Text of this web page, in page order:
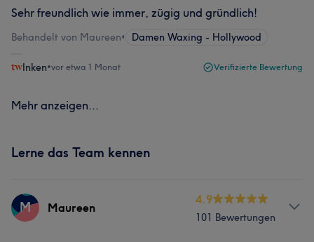
Sehr freundlich wie immer, zügig und gründlich!
Behandelt von Maureen• Damen Waxing - Hollywood
Inken•vor etwa 1 Monat Verifizierte Bewertung
Mehr anzeigen...
Lerne das Team kennen
M Maureen
4.9
101 Bewertungen